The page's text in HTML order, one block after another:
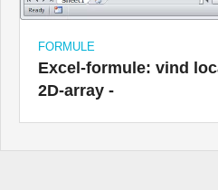
FORMULE
Excel-formule: vind
2D-array -